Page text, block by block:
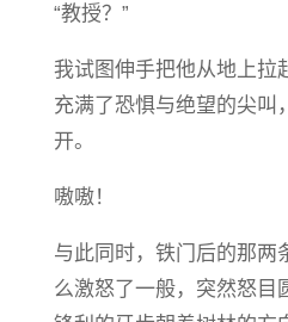
“教授？”
我试图伸手把他从地上拉
充满了恐惧与绝望的尖叫
开。
嗷嗷！
与此同时，铁门后的那两
么激怒了一般，突然怒目